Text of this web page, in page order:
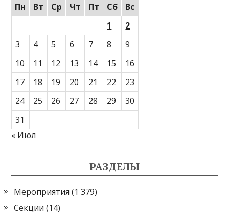
Пн
Вт Ср Чт Пт Сб
Вс
1
2
3
4 5 6 7 8
9
10
11 12 13 14 15
16
17
18 19 20 21 22
23
24
25 26 27 28 29
30
31
« Июл
РАЗДЕЛЫ
Мероприятия (1 379)
Секции (14)